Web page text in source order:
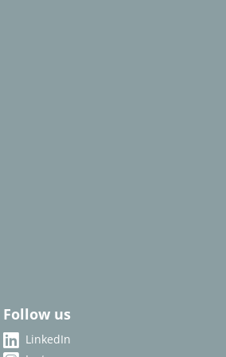
Follow us
LinkedIn